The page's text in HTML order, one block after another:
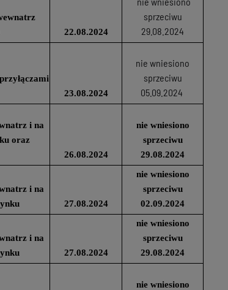
22.08.2024
sprzeciwu
29.08.2024
23.08.2024
nie wniesiono
sprzeciwu
05.09.2024
i na
oraz
26.08.2024
nie wniesiono
sprzeciwu
29.08.2024
i na
27.08.2024
nie wniesiono
sprzeciwu
02.09.2024
i na
27.08.2024
nie wniesiono
sprzeciwu
29.08.2024
nie wniesiono